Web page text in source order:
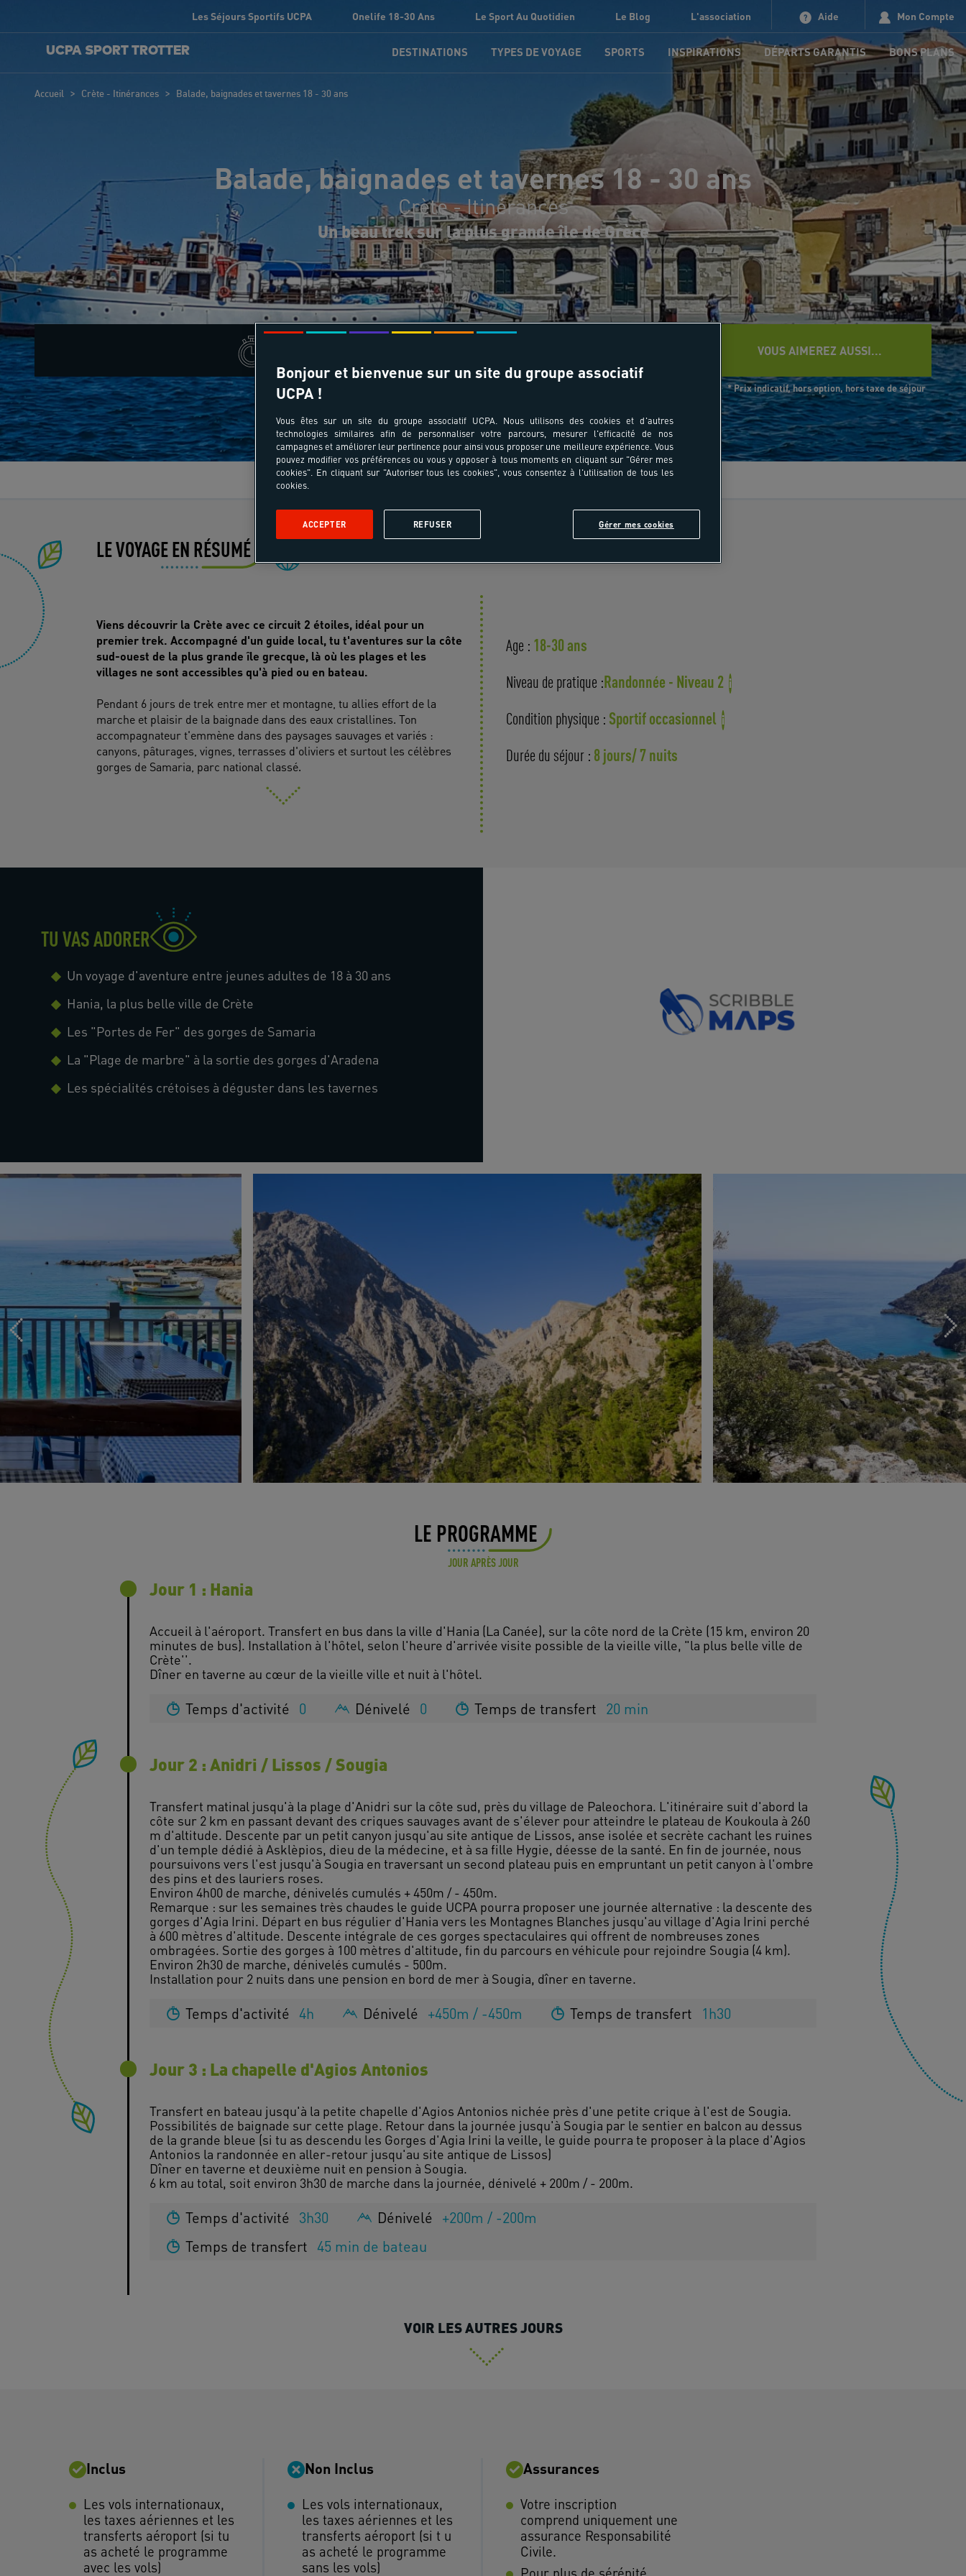
Les Séjours Sportifs UCPA Onelife 18-30 Ans Le Sport Au Quotidien Le Blog L'association Aide Mon Compte
UCPA SPORT TROTTER DESTINATIONS TYPES DE VOYAGE SPORTS INSPIRATIONS DÉPARTS GARANTIS BONS PLANS
Accueil > Crète - Itinérances > Balade, baignades et tavernes 18 - 30 ans
Balade, baignades et tavernes 18 - 30 ans
Crète - Itinérances
Un beau trek sur la plus grande île de Grèce
VOUS AIMEREZ AUSSI...
* Prix indicatif, hors option, hors taxe de séjour
Le voyage En images Jour après jour Infos pratiques Avis
LE VOYAGE EN RÉSUMÉ
Viens découvrir la Crète avec ce circuit 2 étoiles, idéal pour un
premier trek. Accompagné d'un guide local, tu t'aventures sur la côte
sud-ouest de la plus grande île grecque, là où les plages et les
Pendant 6 jours de trek entre mer et montagne, tu allies effort de la
marche et plaisir de la baignade dans des eaux cristallines. Ton
accompagnateur t'emmène dans des paysages sauvages et variés :
canyons, pâturages, vignes, terrasses d'oliviers et surtout les célèbres
gorges de Samaria, parc national classé.
Age : 18-30 ans
Niveau de pratique :Randonnée - Niveau 2 i
Condition physique : Sportif occasionnel i
Durée du séjour : 8 jours/ 7 nuits
TU VAS ADORER
Un voyage d'aventure entre jeunes adultes de 18 à 30 ans
Hania, la plus belle ville de Crète
Les "Portes de Fer" des gorges de Samaria
La "Plage de marbre" à la sortie des gorges d'Aradena
Les spécialités crétoises à déguster dans les tavernes
LE PROGRAMME
JOUR APRÈS JOUR
Jour 1 : Hania
Accueil à l'aéroport. Transfert en bus dans la ville d'Hania (La Canée), sur la côte nord de la Crète (15 km, environ 20
minutes de bus). Installation à l'hôtel, selon l'heure d'arrivée visite possible de la vieille ville, "la plus belle ville de
Crète''.
Temps d'activité 0 Dénivelé 0 Temps de transfert 20 min
Jour 2 : Anidri / Lissos / Sougia
Transfert matinal jusqu'à la plage d'Anidri sur la côte sud, près du village de Paleochora. L'itinéraire suit d'abord la
côte sur 2 km en passant devant des criques sauvages avant de s'élever pour atteindre le plateau de Koukoula à 260
m d'altitude. Descente par un petit canyon jusqu'au site antique de Lissos, anse isolée et secrète cachant les ruines
d'un temple dédié à Asklèpios, dieu de la médecine, et à sa fille Hygie, déesse de la santé. En fin de journée, nous
poursuivons vers l'est jusqu'à Sougia en traversant un second plateau puis en empruntant un petit canyon à l'ombre
des pins et des lauriers roses.
Environ 4h00 de marche, dénivelés cumulés + 450m / - 450m.
Remarque : sur les semaines très chaudes le guide UCPA pourra proposer une journée alternative : la descente des
gorges d'Agia Irini. Départ en bus régulier d'Hania vers les Montagnes Blanches jusqu'au village d'Agia Irini perché
à 600 mètres d'altitude. Descente intégrale de ces gorges spectaculaires qui offrent de nombreuses zones
ombragées. Sortie des gorges à 100 mètres d'altitude, fin du parcours en véhicule pour rejoindre Sougia (4 km).
Environ 2h30 de marche, dénivelés cumulés - 500m.
Temps d'activité 4h Dénivelé +450m / -450m Temps de transfert 1h30
Jour 3 : La chapelle d'Agios Antonios
Transfert en bateau jusqu'à la petite chapelle d'Agios Antonios nichée près d'une petite crique à l'est de Sougia.
Possibilités de baignade sur cette plage. Retour dans la journée jusqu'à Sougia par le sentier en balcon au dessus
de la grande bleue (si tu as descendu les Gorges d'Agia Irini la veille, le guide pourra te proposer à la place d'Agios
Antonios la randonnée en aller-retour jusqu'au site antique de Lissos)
Dîner en taverne et deuxième nuit en pension à Sougia.
Temps d'activité 3h30 Dénivelé +200m / -200m
Temps de transfert 45 min de bateau
VOIR LES AUTRES JOURS
Inclus
Les vols internationaux,
les taxes aériennes et les
transferts aéroport (si tu
as acheté le programme
avec les vols)
Non Inclus
Les vols internationaux,
les taxes aériennes et les
transferts aéroport (si t u
as acheté le programme
sans les vols)
Assurances
Votre inscription
comprend uniquement une
assurance Responsabilité
Civile.
Pour plus de sérénité,
Bonjour et bienvenue sur un site du groupe associatif
UCPA !
Vous êtes sur un site du groupe associatif UCPA. Nous utilisons des cookies et d'autres
technologies similaires afin de personnaliser votre parcours, mesurer l'efficacité de nos
campagnes et améliorer leur pertinence pour ainsi vous proposer une meilleure expérience. Vous
pouvez modifier vos préférences ou vous y opposer à tous moments en cliquant sur "Gérer mes
cookies". En cliquant sur "Autoriser tous les cookies", vous consentez à l'utilisation de tous les
cookies.
Gérer mes cookies
REFUSER
ACCEPTER